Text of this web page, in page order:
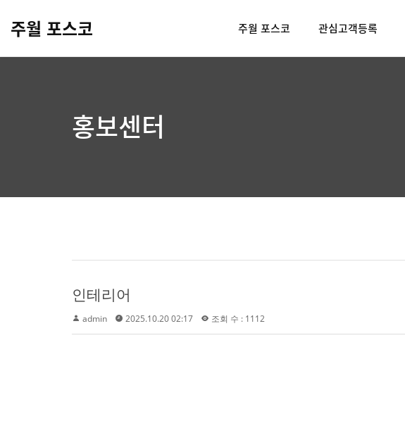
주월 포스코 주월 포스코 관심고객등록
홍보센터
인테리어
admin 2025.10.20 02:17 조회 수 : 1112